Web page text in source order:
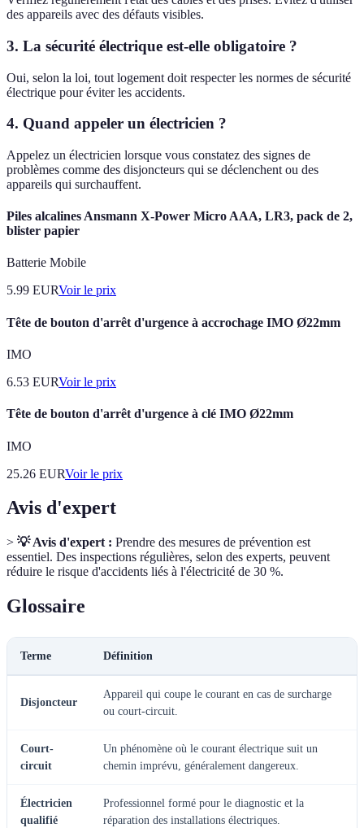
des appareils avec des défauts visibles.
3. La sécurité électrique est-elle obligatoire ?
Oui, selon la loi, tout logement doit respecter les normes de sécurité
électrique pour éviter les accidents.
4. Quand appeler un électricien ?
Appelez un électricien lorsque vous constatez des signes de
problèmes comme des disjoncteurs qui se déclenchent ou des
appareils qui surchauffent.
Piles alcalines Ansmann X-Power Micro AAA, LR3, pack de 2,
blister papier
Batterie Mobile
5.99 EURVoir le prix
Tête de bouton d'arrêt d'urgence à accrochage IMO Ø22mm
IMO
6.53 EURVoir le prix
Tête de bouton d'arrêt d'urgence à clé IMO Ø22mm
IMO
25.26 EURVoir le prix
Avis d'expert
> 💡 Avis d'expert : Prendre des mesures de prévention est
essentiel. Des inspections régulières, selon des experts, peuvent
réduire le risque d'accidents liés à l'électricité de 30 %.
Glossaire
Terme Définition
Disjoncteur
Appareil qui coupe le courant en cas de surcharge
ou court-circuit.
Court-
circuit
Un phénomène où le courant électrique suit un
chemin imprévu, généralement dangereux.
Électricien
qualifié
Professionnel formé pour le diagnostic et la
réparation des installations électriques.